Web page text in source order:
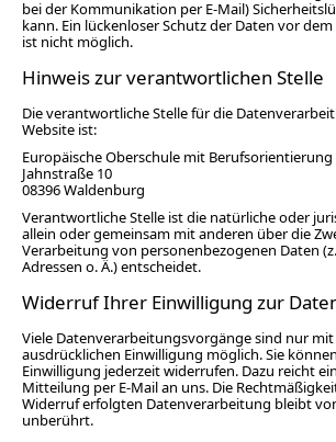
bei der Kommunikation per E-Mail)
kann. Ein lückenloser Schutz der Daten vor
ist nicht möglich.
Hinweis zur verantwortlichen Stelle
Die verantwortliche Stelle für die
Website ist:
Europäische Oberschule mit
Jahnstraße 10
08396 Waldenburg
Verantwortliche Stelle ist die natürliche oder
allein oder gemeinsam mit anderen über die
Verarbeitung von personenbezogenen Daten
Adressen o. Ä.) entscheidet.
Widerruf Ihrer Einwilligung zur
Viele Datenverarbeitungsvorgänge sind nur
ausdrücklichen Einwilligung möglich. Sie
Einwilligung jederzeit widerrufen. Dazu reicht
Mitteilung per E-Mail an uns. Die
Widerruf erfolgten Datenverarbeitung bleibt
unberührt.